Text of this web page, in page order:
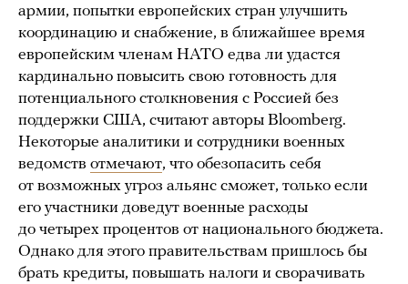
армии, попытки европейских стран улучшить
координацию и снабжение, в ближайшее время
европейским членам НАТО едва ли удастся
кардинально повысить свою готовность для
потенциального столкновения с Россией без
поддержки США, считают авторы Bloomberg.
Некоторые аналитики и сотрудники военных
ведомств отмечают, что обезопасить себя
от возможных угроз альянс сможет, только если
его участники доведут военные расходы
до четырех процентов от национального бюджета.
Однако для этого правительствам пришлось бы
брать кредиты, повышать налоги и сворачивать